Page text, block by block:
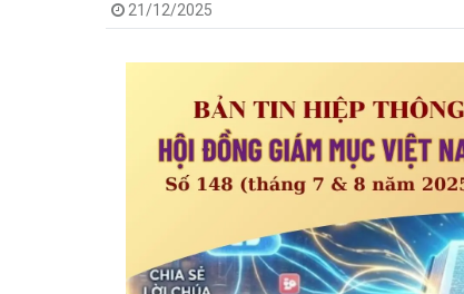
21/12/2025